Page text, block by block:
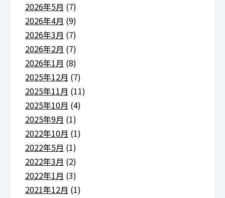
2026年5月 (7)
2026年4月 (9)
2026年3月 (7)
2026年2月 (7)
2026年1月 (8)
2025年12月 (7)
2025年11月 (11)
2025年10月 (4)
2025年9月 (1)
2022年10月 (1)
2022年5月 (1)
2022年3月 (2)
2022年1月 (3)
2021年12月 (1)